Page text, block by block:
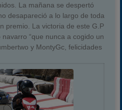
La mañana se despertó
desapareció a lo largo de toda
premio. La victoria de este G.P
navarro “que nunca a cogido un
y MontyGc, felicidades